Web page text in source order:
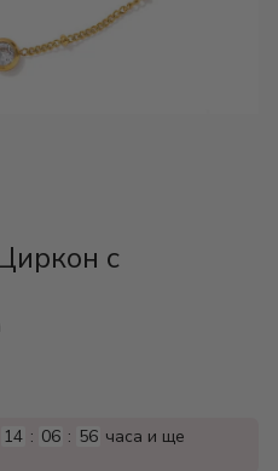
с
14 : 06 : 56 часа и ще